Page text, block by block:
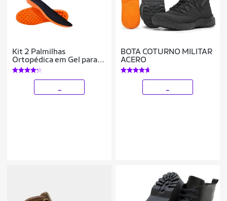
Kit 2 Palmilhas
Ortopédica em Gel para
Esporão Dores nos Pés
BOTA COTURNO MILITAR
ACERO